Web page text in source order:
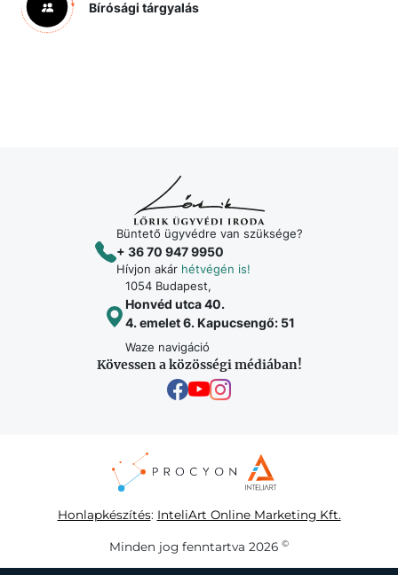
Bírósági tárgyalás
Büntető ügyvédre van szüksége?
+ 36 70 947 9950
Hívjon akár hétvégén is!
1054 Budapest,
Honvéd utca 40.
4. emelet 6. Kapucsengő: 51
Waze navigáció
Kövessen a közösségi médiában!
Honlapkészítés: InteliArt Online Marketing Kft.
Minden jog fenntartva 2026 ©